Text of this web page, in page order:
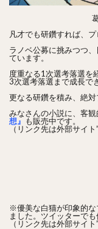
凡才でも研鑽すれば、
ラノベ公募に挑みつつ
ています。
度重なる1次選考落選を
3次選考落選まで成長で
更なる研鑽を積み、絶
みなさんの小説に、客
想』 も販売中です。
（リンク先は外部サイト
※優美な白猫が印象的な
ました。ツイッターで
（リンク先は外部サイト